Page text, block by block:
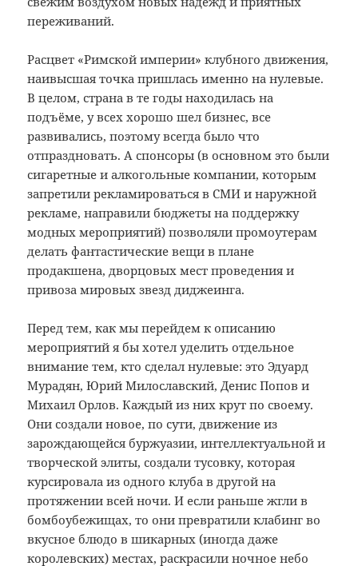
переживаний.
Расцвет «Римской империи» клубного движения,
наивысшая точка пришлась именно на нулевые.
В целом, страна в те годы находилась на
подъёме, у всех хорошо шел бизнес, все
развивались, поэтому всегда было что
отпраздновать. А спонсоры (в основном это были
сигаретные и алкогольные компании, которым
запретили рекламироваться в СМИ и наружной
рекламе, направили бюджеты на поддержку
модных мероприятий) позволяли промоутерам
делать фантастические вещи в плане
продакшена, дворцовых мест проведения и
привоза мировых звезд диджеинга.
Перед тем, как мы перейдем к описанию
мероприятий я бы хотел уделить отдельное
внимание тем, кто сделал нулевые: это Эдуард
Мурадян, Юрий Милославский, Денис Попов и
Михаил Орлов. Каждый из них крут по своему.
Они создали новое, по сути, движение из
зарождающейся буржуазии, интеллектуальной и
творческой элиты, создали тусовку, которая
курсировала из одного клуба в другой на
протяжении всей ночи. И если раньше жгли в
бомбоубежищах, то они превратили клабинг во
вкусное блюдо в шикарных (иногда даже
королевских) местах, раскрасили ночное небо